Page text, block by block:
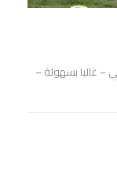
– غالبا بسهولة –